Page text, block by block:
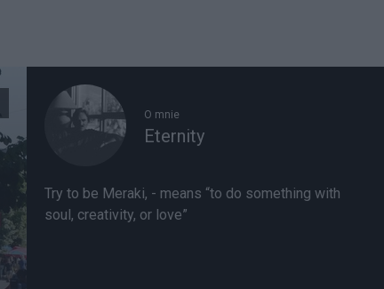
O mnie
Eternity
Try to be Meraki, - means “to do something with
soul, creativity, or love”